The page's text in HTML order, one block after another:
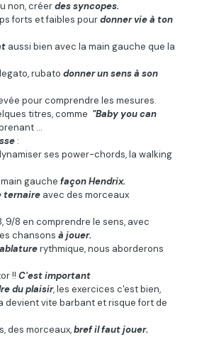
non, créerdes syncopes.
forts et faibles pourdonner vie à ton
aussi bien avec la main gauche que la
rubato donner un sens à son
pour comprendre les mesures.
titres, comme "Baby you can
...
:
ses power-chords, la walking
gauche façon Hendrix.
ternaire avec des morceaux
9/8 en comprendre le sens, avec
chansons à jouer.
rythmique, nous aborderons
!! C'est important
du plaisir, les exercices c'est bien,
devient vite barbant et risque fort de
des morceaux,bref il faut jouer.